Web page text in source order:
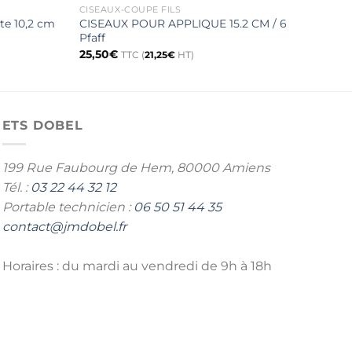
10,2 cm
CISEAUX-COUPE FILS
CISEAUX POUR APPLIQUE 15.2 CM / 6
Pfaff
25,50€ TTC (21,25€HT)
ETS DOBEL
199 Rue Faubourg de Hem, 80000 Amiens
Tél. : 03 22 44 32 12
Portable technicien : 06 50 51 44 35
contact@jmdobel.fr
Horaires : du mardi au vendredi de 9h à 18h